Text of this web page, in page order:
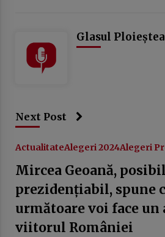
Glasul
Next Post
ActualitateAlegeri 2024Alegeri
Mircea Geoană, posibil
prezidențiabil, spune
următoare voi face un
viitorul României